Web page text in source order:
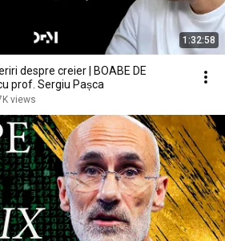
1:32:58
despre creier | BOABE DE
prof. Sergiu Pașca
views